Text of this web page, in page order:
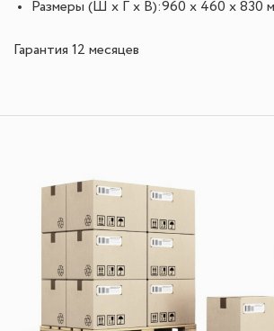
Размеры (Ш х Г х В):960 x 460 x 830
Гарантия 12 месяцев